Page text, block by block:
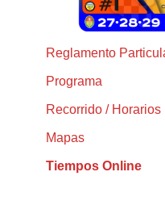
Reglamento
Programa
Recorrido / Horarios
Mapas
Tiempos Online